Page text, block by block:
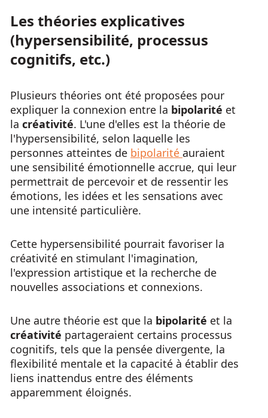
Les théories explicatives
(hypersensibilité, processus
cognitifs, etc.)
Plusieurs théories ont été proposées pour
expliquer la connexion entre la bipolarité et
la créativité. L'une d'elles est la théorie de
l'hypersensibilité, selon laquelle les
personnes atteintes de bipolarité auraient
une sensibilité émotionnelle accrue, qui leur
permettrait de percevoir et de ressentir les
émotions, les idées et les sensations avec
une intensité particulière.
Cette hypersensibilité pourrait favoriser la
créativité en stimulant l'imagination,
l'expression artistique et la recherche de
nouvelles associations et connexions.
Une autre théorie est que la bipolarité et la
créativité partageraient certains processus
cognitifs, tels que la pensée divergente, la
flexibilité mentale et la capacité à établir des
liens inattendus entre des éléments
apparemment éloignés.